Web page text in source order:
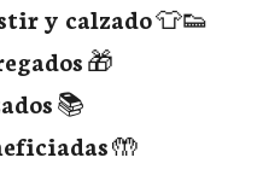
y calzado👕👟
🎁
📚
🤲